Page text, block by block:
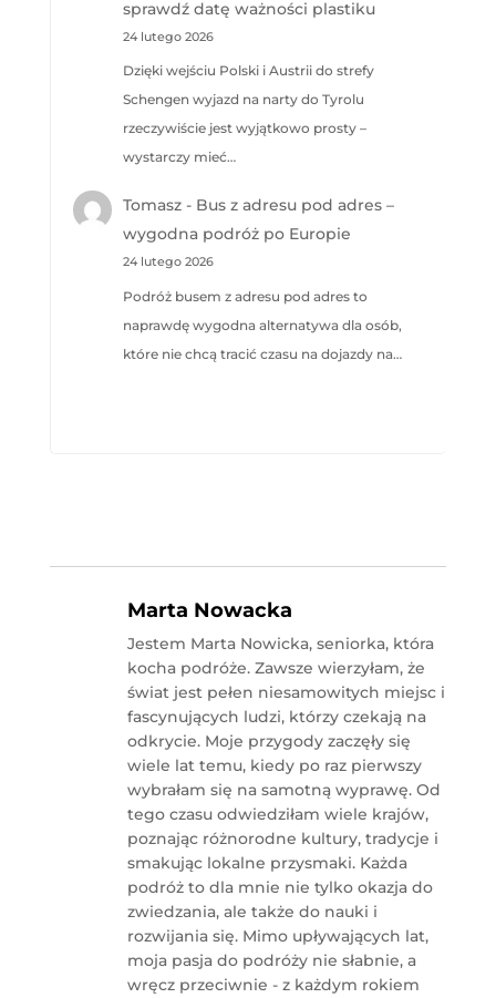
sprawdź datę ważności plastiku
24 lutego 2026
Dzięki wejściu Polski i Austrii do strefy
Schengen wyjazd na narty do Tyrolu
rzeczywiście jest wyjątkowo prosty –
wystarczy mieć…
Tomasz - Bus z adresu pod adres –
wygodna podróż po Europie
24 lutego 2026
Podróż busem z adresu pod adres to
naprawdę wygodna alternatywa dla osób,
które nie chcą tracić czasu na dojazdy na…
Marta Nowacka
Jestem Marta Nowicka, seniorka, która
kocha podróże. Zawsze wierzyłam, że
świat jest pełen niesamowitych miejsc i
fascynujących ludzi, którzy czekają na
odkrycie. Moje przygody zaczęły się
wiele lat temu, kiedy po raz pierwszy
wybrałam się na samotną wyprawę. Od
tego czasu odwiedziłam wiele krajów,
poznając różnorodne kultury, tradycje i
smakując lokalne przysmaki. Każda
podróż to dla mnie nie tylko okazja do
zwiedzania, ale także do nauki i
rozwijania się. Mimo upływających lat,
moja pasja do podróży nie słabnie, a
wręcz przeciwnie - z każdym rokiem